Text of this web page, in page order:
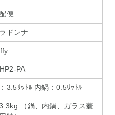
便
ドンナ
PA
3.5ﾘｯﾄﾙ 内鍋：0.5ﾘｯﾄﾙ
（鍋、内鍋、ガラス蓋